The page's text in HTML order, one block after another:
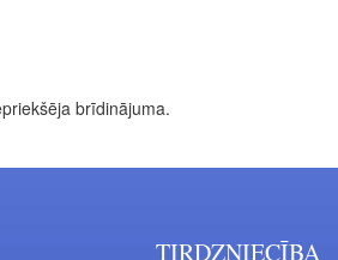
brīdinājuma.
TIRDZNIECĪBA